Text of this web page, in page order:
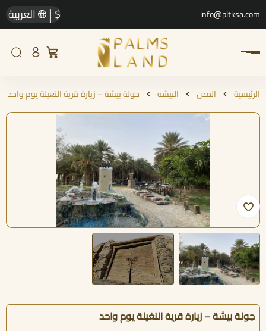
info@pltksa.com
$
| العربية
الرئيسية المدن البيشه جولة بيشة – زيارة قرية النغيلة يوم واحد
جولة بيشة – زيارة قرية النغيلة يوم واحد